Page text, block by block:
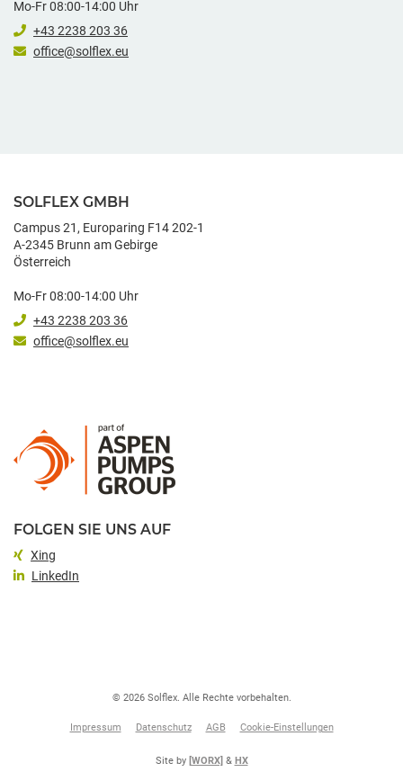
Mo-Fr 08:00-14:00 Uhr
+43 2238 203 36
office@solflex.eu
SOLFLEX GMBH
Campus 21, Europaring F14 202-1
A-2345 Brunn am Gebirge
Österreich
Mo-Fr 08:00-14:00 Uhr
+43 2238 203 36
office@solflex.eu
FOLGEN SIE UNS AUF
Xing
LinkedIn
© 2026 Solflex. Alle Rechte vorbehalten.
Impressum Datenschutz AGB Cookie-Einstellungen
Site by [WORX] & HX